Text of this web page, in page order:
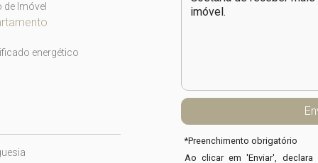
de Imóvel
energético
*Preenchimento obrigatório
Ao clicar em 'Enviar',